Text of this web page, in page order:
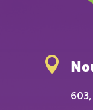
